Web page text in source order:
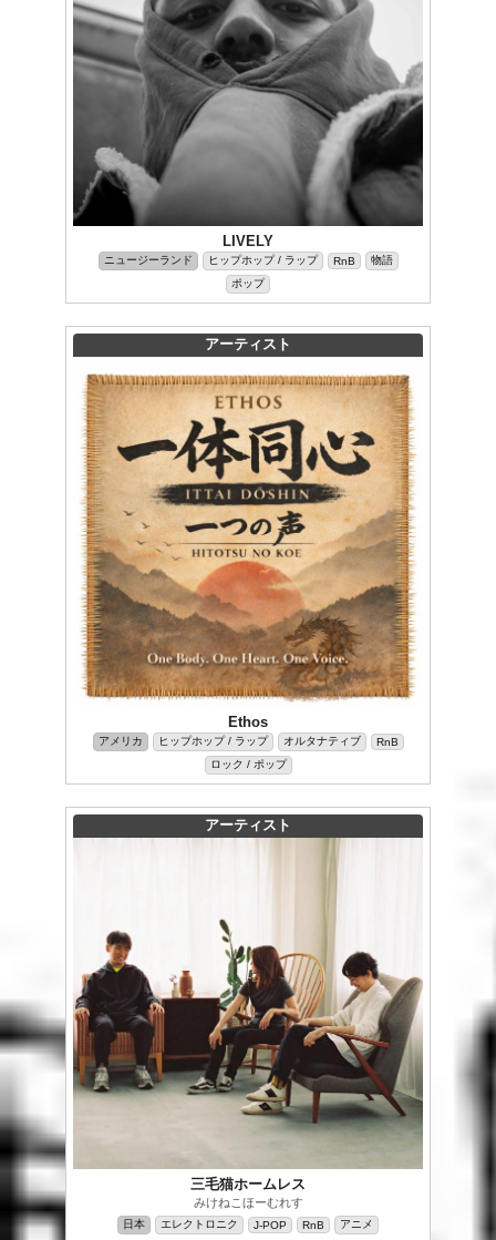
LIVELY
ニュージーランド ヒップホップ / ラップ RnB
物語
ポップ
アーティスト
Ethos
アメリカ ヒップホップ / ラップ オルタナティブ
RnB
ロック / ポップ
アーティスト
三毛猫ホームレス
みけねこほーむれす
日本 エレクトロニク J-POP RnB アニメ